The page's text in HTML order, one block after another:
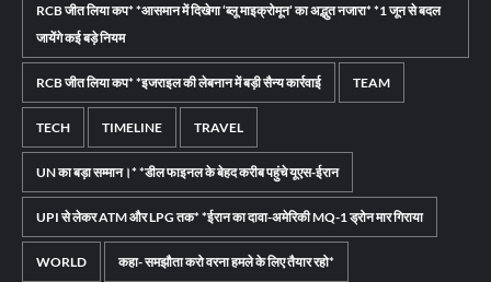
RCB जीत लिया कप* *आसमान में दिखेगा ‘ब्लू माइक्रोमून’ का अद्भुत नजारा* *1 जून से बदल
जायेंगे कई बड़े नियम
RCB जीत लिया कप* *इजराइल की लेबनान में बड़ी सैन्य कार्रवाई TEAM
TECH TIMELINE TRAVEL
UN का बड़ा सम्मान।* *डील फाइनल के बेहद करीब पहुंचे यूएस-ईरान
UPI से लेकर ATM और LPG तक* *ईरान का दावा-अमेरिकी MQ-1 ड्रोन मार गिराया
WORLD कहा- समझौता करो वरना हमले के लिए तैयार रहो*